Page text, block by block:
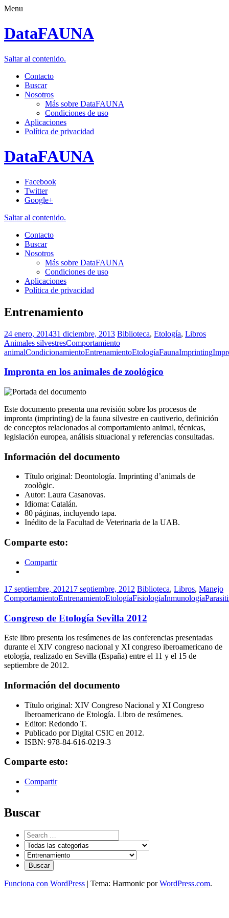
Menu
DataFAUNA
Saltar al contenido.
Contacto
Buscar
Nosotros
Más sobre DataFAUNA
Condiciones de uso
Aplicaciones
Política de privacidad
DataFAUNA
Facebook
Twitter
Google+
Saltar al contenido.
Contacto
Buscar
Nosotros
Más sobre DataFAUNA
Condiciones de uso
Aplicaciones
Política de privacidad
Entrenamiento
24 enero, 201431 diciembre, 2013 Biblioteca, Etología, Libros
Animales silvestresComportamiento
animalCondicionamientoEntrenamientoEtologíaFaunaImprinting
Impronta en los animales de zoológico
Este documento presenta una revisión sobre los procesos de
impronta (imprinting) de la fauna silvestre en cautiverio, definición
de conceptos relacionados al comportamiento animal, técnicas,
legislación europea, análisis situacional y referencias consultadas.
Información del documento
Título original: Deontología. Imprinting d’animals de
zoològic.
Autor: Laura Casanovas.
Idioma: Catalán.
80 páginas, incluyendo tapa.
Inédito de la Facultad de Veterinaria de la UAB.
Comparte esto:
Compartir
17 septiembre, 201217 septiembre, 2012 Biblioteca, Libros, Manejo
ComportamientoEntrenamientoEtologíaFisiologíaInmunología
Congreso de Etología Sevilla 2012
Este libro presenta los resúmenes de las conferencias presentadas
durante el XIV congreso nacional y XI congreso iberoamericano de
etología, realizado en Sevilla (España) entre el 11 y el 15 de
septiembre de 2012.
Información del documento
Título original: XIV Congreso Nacional y XI Congreso
Iberoamericano de Etología. Libro de resúmenes.
Editor: Redondo T.
Publicado por Digital CSIC en 2012.
ISBN: 978-84-616-0219-3
Comparte esto:
Compartir
Buscar
Funciona con WordPress | Tema: Harmonic porWordPress.com.